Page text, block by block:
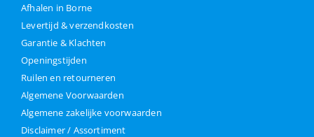
Afhalen in Borne
Levertijd & verzendkosten
Garantie & Klachten
Openingstijden
Ruilen en retourneren
Algemene Voorwaarden
Algemene zakelijke voorwaarden
Disclaimer / Assortiment